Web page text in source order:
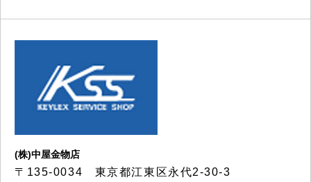
(株)中屋金物店
〒135-0034 東京都江東区永代2-30-3